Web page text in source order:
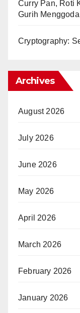
Curry Pan, Roti
Gurih Menggoda
Cryptography:
Archives
August 2026
July 2026
June 2026
May 2026
April 2026
March 2026
February 2026
January 2026